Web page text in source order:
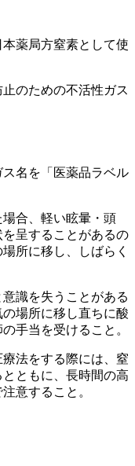
薬局方窒素として使
のための不活性ガス
名を「医薬品ラベル
合、軽い眩暈・頭
呈することがあるの
所に移し、しばらく
識を失うことがある
場所に移し直ちに酸
手当を受けること。
法をする際には、窒
ともに、長時間の高
意すること。